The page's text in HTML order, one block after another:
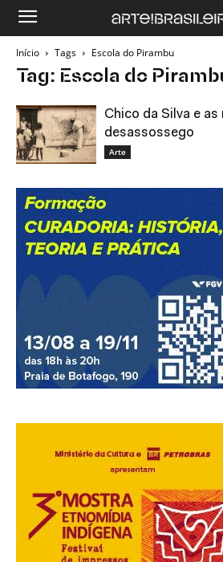
Início Tags Escola do Pirambu
Tag: Escola do
Chico da Silva e
desassossego
Arte